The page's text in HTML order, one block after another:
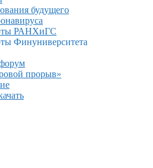
будущего
РАНХиГС
Финуниверситета
прорыв»